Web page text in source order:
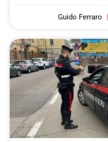
Guido Ferraro